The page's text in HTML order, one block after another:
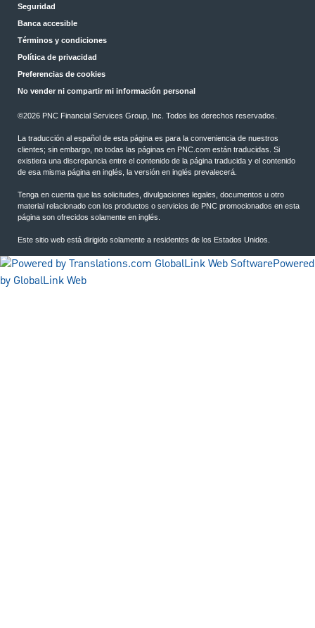
Seguridad
Banca accesible
Términos y condiciones
Política de privacidad
Preferencias de cookies
No vender ni compartir mi información personal
©2026 PNC Financial Services Group, Inc. Todos los derechos reservados.
La traducción al español de esta página es para la conveniencia de nuestros
clientes; sin embargo, no todas las páginas en PNC.com están traducidas. Si
existiera una discrepancia entre el contenido de la página traducida y el contenido
de esa misma página en inglés, la versión en inglés prevalecerá.
Tenga en cuenta que las solicitudes, divulgaciones legales, documentos u otro
material relacionado con los productos o servicios de PNC promocionados en esta
página son ofrecidos solamente en inglés.
Este sitio web está dirigido solamente a residentes de los Estados Unidos.
Powered
by GlobalLink Web